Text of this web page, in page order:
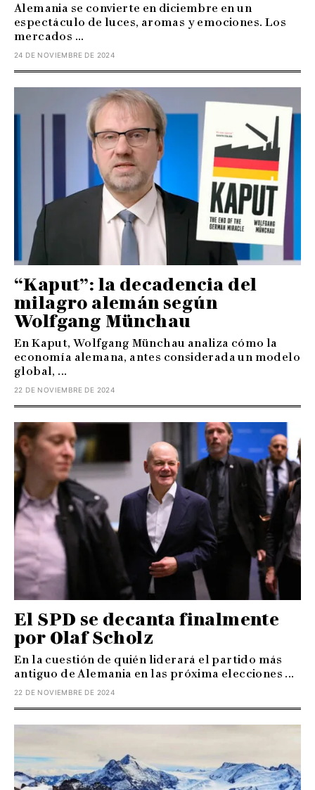
Alemania se convierte en diciembre en un
espectáculo de luces, aromas y emociones. Los
mercados ...
24 DE NOVIEMBRE DE 2024
“Kaput”: la decadencia del
milagro alemán según
Wolfgang Münchau
En Kaput, Wolfgang Münchau analiza cómo la
economía alemana, antes considerada un modelo
global, ...
22 DE NOVIEMBRE DE 2024
El SPD se decanta finalmente
por Olaf Scholz
En la cuestión de quién liderará el partido más
antiguo de Alemania en las próxima elecciones ...
22 DE NOVIEMBRE DE 2024